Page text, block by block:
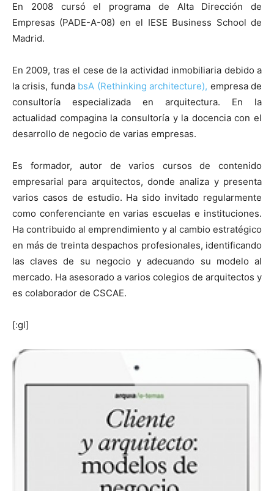
En 2008 cursó el programa de Alta Dirección de
Empresas (PADE-A-08) en el IESE Business School de
Madrid.
En 2009, tras el cese de la actividad inmobiliaria debido a
la crisis, funda bsA (Rethinking architecture), empresa de
consultoría especializada en arquitectura. En la
actualidad compagina la consultoría y la docencia con el
desarrollo de negocio de varias empresas.
Es formador, autor de varios cursos de contenido
empresarial para arquitectos, donde analiza y presenta
varios casos de estudio. Ha sido invitado regularmente
como conferenciante en varias escuelas e instituciones.
Ha contribuido al emprendimiento y al cambio estratégico
en más de treinta despachos profesionales, identificando
las claves de su negocio y adecuando su modelo al
mercado. Ha asesorado a varios colegios de arquitectos y
es colaborador de CSCAE.
[:gl]